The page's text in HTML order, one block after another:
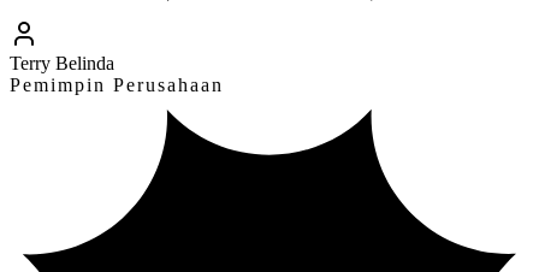
Terry Belinda
Pemimpin Perusahaan